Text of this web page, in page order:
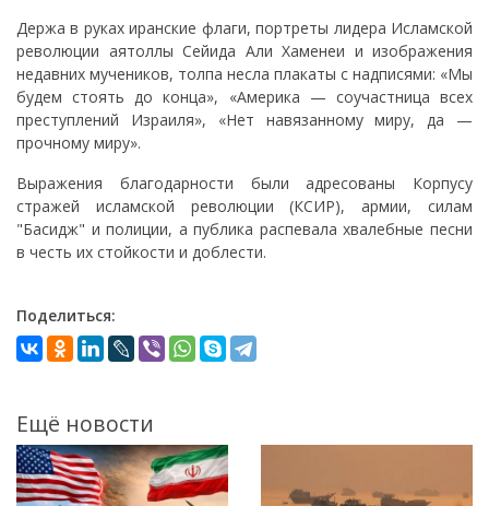
Держа в руках иранские флаги, портреты лидера Исламской
революции аятоллы Сейида Али Хаменеи и изображения
недавних мучеников, толпа несла плакаты с надписями: «Мы
будем стоять до конца», «Америка — соучастница всех
преступлений Израиля», «Нет навязанному миру, да —
прочному миру».
Выражения благодарности были адресованы Корпусу
стражей исламской революции (КСИР), армии, силам
"Басидж" и полиции, а публика распевала хвалебные песни
в честь их стойкости и доблести.
Поделиться:
Ещё новости